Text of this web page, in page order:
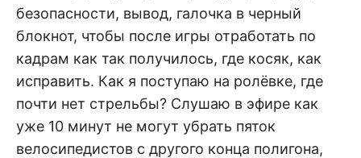
безопасности, вывод, галочка в черный
блокнот, чтобы после игры отработать по
кадрам как так получилось, где косяк, как
исправить. Как я поступаю на ролёвке, где
почти нет стрельбы? Слушаю в эфире как
уже 10 минут не могут убрать пяток
велосипедистов с другого конца полигона,